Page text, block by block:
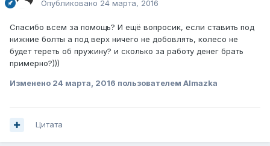
Опубликовано 24 марта, 2016
Спасибо всем за помощь? И ещё вопросик, если ставить под
нижние болты а под верх ничего не добовлять, колесо не
будет тереть об пружину? и сколько за работу денег брать
примерно?)))
Изменено 24 марта, 2016 пользователем Almazka
Цитата